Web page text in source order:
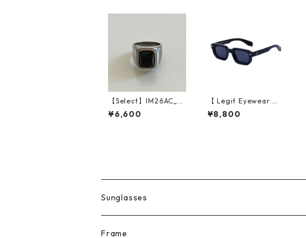
【Select】IM26AC_R
G026/ Square stone
Ring（Silver）
¥6,600
【 Legit Eyewear 】S
unglasses Shirakawa
(Black/Grey)
¥8,800
Sunglasses
All
Frame